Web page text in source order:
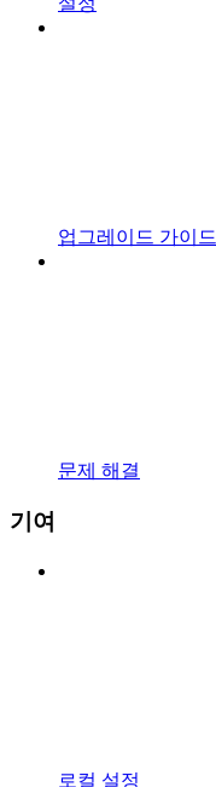
업그레이드 가이드
문제 해결
기여
로컬 설정